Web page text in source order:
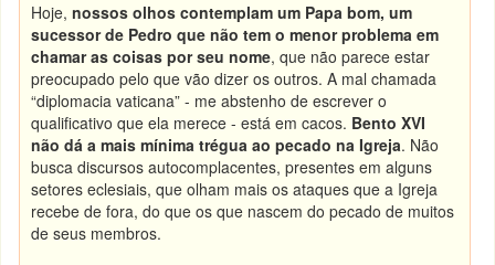
Hoje,nossos olhos contemplam um Papa bom, um
sucessor de Pedro que não tem o menor problema em
chamar as coisas por seu nome, que não parece estar
preocupado pelo que vão dizer os outros. A mal chamada
“diplomacia vaticana” - me abstenho de escrever o
qualificativo que ela merece - está em cacos. Bento XVI
não dá a mais mínima trégua ao pecado na Igreja. Não
busca discursos autocomplacentes, presentes em alguns
setores eclesiais, que olham mais os ataques que a Igreja
recebe de fora, do que os que nascem do pecado de muitos
de seus membros.